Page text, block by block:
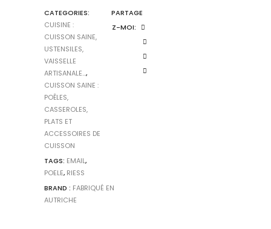
Turquoise
quantity
CATEGORIES:
CUISINE :
CUISSON SAINE,
USTENSILES,
VAISSELLE
ARTISANALE...,
CUISSON SAINE :
POÊLES,
CASSEROLES,
PLATS ET
ACCESSOIRES DE
CUISSON
TAGS: EMAIL,
POELE, RIESS
PARTAGE
Z-MOI:
BRAND : FABRIQUÉ EN
AUTRICHE